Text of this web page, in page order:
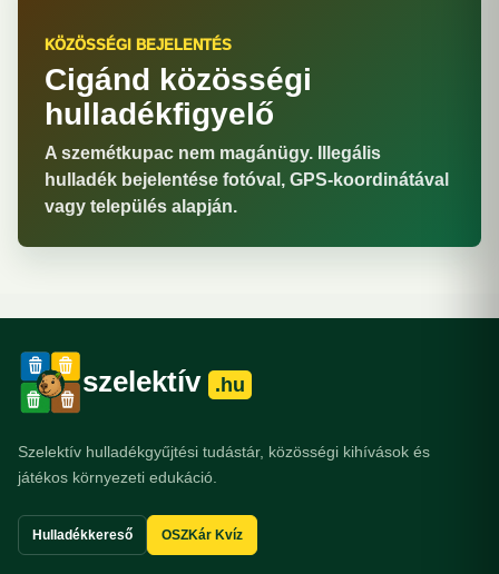
KÖZÖSSÉGI BEJELENTÉS
Cigánd közösségi
hulladékfigyelő
A szemétkupac nem magánügy. Illegális
hulladék bejelentése fotóval, GPS-koordinátával
vagy település alapján.
szelektív .hu
Szelektív hulladékgyűjtési tudástár, közösségi kihívások és
játékos környezeti edukáció.
Hulladékkereső OSZKár Kvíz